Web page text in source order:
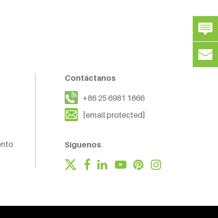
Contáctanos
+86 25 6981 1666
[email protected]
Síguenos